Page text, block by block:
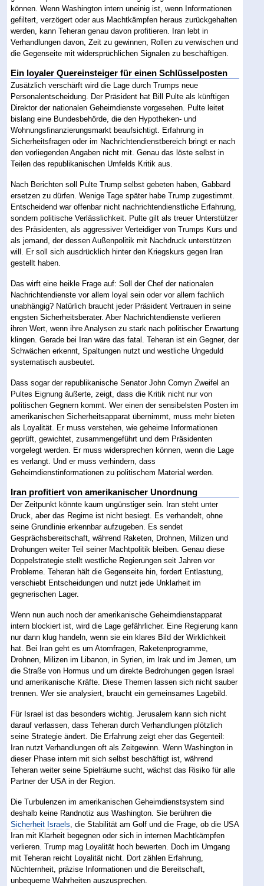
können. Wenn Washington intern uneinig ist, wenn Informationen
gefiltert, verzögert oder aus Machtkämpfen heraus zurückgehalten
werden, kann Teheran genau davon profitieren. Iran lebt in
Verhandlungen davon, Zeit zu gewinnen, Rollen zu verwischen und
die Gegenseite mit widersprüchlichen Signalen zu beschäftigen.
Ein loyaler Quereinsteiger für einen Schlüsselposten
Zusätzlich verschärft wird die Lage durch Trumps neue
Personalentscheidung. Der Präsident hat Bill Pulte als künftigen
Direktor der nationalen Geheimdienste vorgesehen. Pulte leitet
bislang eine Bundesbehörde, die den Hypotheken- und
Wohnungsfinanzierungsmarkt beaufsichtigt. Erfahrung in
Sicherheitsfragen oder im Nachrichtendienstbereich bringt er nach
den vorliegenden Angaben nicht mit. Genau das löste selbst in
Teilen des republikanischen Umfelds Kritik aus.
Nach Berichten soll Pulte Trump selbst gebeten haben, Gabbard
ersetzen zu dürfen. Wenige Tage später habe Trump zugestimmt.
Entscheidend war offenbar nicht nachrichtendienstliche Erfahrung,
sondern politische Verlässlichkeit. Pulte gilt als treuer Unterstützer
des Präsidenten, als aggressiver Verteidiger von Trumps Kurs und
als jemand, der dessen Außenpolitik mit Nachdruck unterstützen
will. Er soll sich ausdrücklich hinter den Kriegskurs gegen Iran
gestellt haben.
Das wirft eine heikle Frage auf: Soll der Chef der nationalen
Nachrichtendienste vor allem loyal sein oder vor allem fachlich
unabhängig? Natürlich braucht jeder Präsident Vertrauen in seine
engsten Sicherheitsberater. Aber Nachrichtendienste verlieren
ihren Wert, wenn ihre Analysen zu stark nach politischer Erwartung
klingen. Gerade bei Iran wäre das fatal. Teheran ist ein Gegner, der
Schwächen erkennt, Spaltungen nutzt und westliche Ungeduld
systematisch ausbeutet.
Dass sogar der republikanische Senator John Cornyn Zweifel an
Pultes Eignung äußerte, zeigt, dass die Kritik nicht nur von
politischen Gegnern kommt. Wer einen der sensibelsten Posten im
amerikanischen Sicherheitsapparat übernimmt, muss mehr bieten
als Loyalität. Er muss verstehen, wie geheime Informationen
geprüft, gewichtet, zusammengeführt und dem Präsidenten
vorgelegt werden. Er muss widersprechen können, wenn die Lage
es verlangt. Und er muss verhindern, dass
Geheimdienstinformationen zu politischem Material werden.
Iran profitiert von amerikanischer Unordnung
Der Zeitpunkt könnte kaum ungünstiger sein. Iran steht unter
Druck, aber das Regime ist nicht besiegt. Es verhandelt, ohne
seine Grundlinie erkennbar aufzugeben. Es sendet
Gesprächsbereitschaft, während Raketen, Drohnen, Milizen und
Drohungen weiter Teil seiner Machtpolitik bleiben. Genau diese
Doppelstrategie stellt westliche Regierungen seit Jahren vor
Probleme. Teheran hält die Gegenseite hin, fordert Entlastung,
verschiebt Entscheidungen und nutzt jede Unklarheit im
gegnerischen Lager.
Wenn nun auch noch der amerikanische Geheimdienstapparat
intern blockiert ist, wird die Lage gefährlicher. Eine Regierung kann
nur dann klug handeln, wenn sie ein klares Bild der Wirklichkeit
hat. Bei Iran geht es um Atomfragen, Raketenprogramme,
Drohnen, Milizen im Libanon, in Syrien, im Irak und im Jemen, um
die Straße von Hormus und um direkte Bedrohungen gegen Israel
und amerikanische Kräfte. Diese Themen lassen sich nicht sauber
trennen. Wer sie analysiert, braucht ein gemeinsames Lagebild.
Für Israel ist das besonders wichtig. Jerusalem kann sich nicht
darauf verlassen, dass Teheran durch Verhandlungen plötzlich
seine Strategie ändert. Die Erfahrung zeigt eher das Gegenteil:
Iran nutzt Verhandlungen oft als Zeitgewinn. Wenn Washington in
dieser Phase intern mit sich selbst beschäftigt ist, während
Teheran weiter seine Spielräume sucht, wächst das Risiko für alle
Partner der USA in der Region.
Die Turbulenzen im amerikanischen Geheimdienstsystem sind
deshalb keine Randnotiz aus Washington. Sie berühren die
Sicherheit Israels , die Stabilität am Golf und die Frage, ob die USA
Iran mit Klarheit begegnen oder sich in internen Machtkämpfen
verlieren. Trump mag Loyalität hoch bewerten. Doch im Umgang
mit Teheran reicht Loyalität nicht. Dort zählen Erfahrung,
Nüchternheit, präzise Informationen und die Bereitschaft,
unbequeme Wahrheiten auszusprechen.